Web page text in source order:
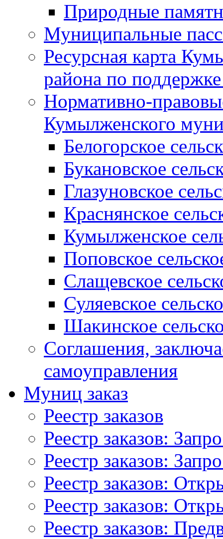
Природные
Муниципальные
Ресурсная карта
района по
Нормативно-
Кумылженского
Белогорское
Букановское
Глазуновское
Краснянское
Кумылженское
Поповское
Слащевское
Суляевское
Шакинское
Соглашения,
самоуправления
Муниц заказ
Реестр заказов
Реестр заказов:
Реестр заказов:
Реестр заказов:
Реестр заказов:
Реестр заказов: